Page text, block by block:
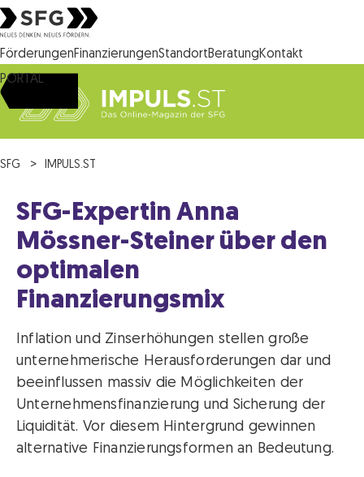
Steirische Wirtschaftsförderungsgesellschaft mbH SFG Logo
FörderungenFinanzierungenStandortBeratungKontakt
PORTAL
SFG IMPULS.ST
SFG-Expertin Anna
Mössner-Steiner über den
optimalen
Finanzierungsmix
Inflation und Zinserhöhungen stellen große
unternehmerische Herausforderungen dar und
beeinflussen massiv die Möglichkeiten der
Unternehmensfinanzierung und Sicherung der
Liquidität. Vor diesem Hintergrund gewinnen
alternative Finanzierungsformen an Bedeutung.